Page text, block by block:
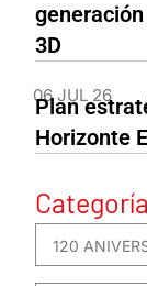
3D
06 JUL 26
Plan
Horizonte
120